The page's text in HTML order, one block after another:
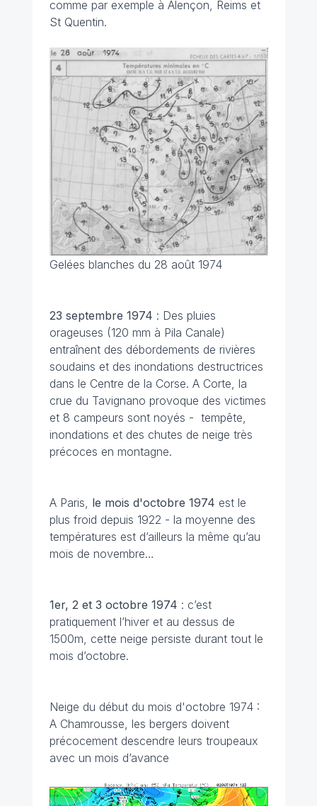
comme par exemple à Alençon, Reims et
St Quentin.
Gelées blanches du 28 août 1974
23 septembre 1974 : Des pluies
orageuses (120 mm à Pila Canale)
entraînent des débordements de rivières
soudains et des inondations destructrices
dans le Centre de la Corse. A Corte, la
crue du Tavignano provoque des victimes
et 8 campeurs sont noyés - tempête,
inondations et des chutes de neige très
précoces en montagne.
A Paris, le mois d'octobre 1974 est le
plus froid depuis 1922 - la moyenne des
températures est d’ailleurs la même qu’au
mois de novembre…
1er, 2 et 3 octobre 1974 : c’est
pratiquement l’hiver et au dessus de
1500m, cette neige persiste durant tout le
mois d’octobre.
Neige du début du mois d'octobre 1974 :
A Chamrousse, les bergers doivent
précocement descendre leurs troupeaux
avec un mois d’avance